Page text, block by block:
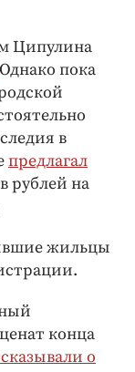
Ципулина
пока
в
предлагал
рублей на
жильцы
конца
о